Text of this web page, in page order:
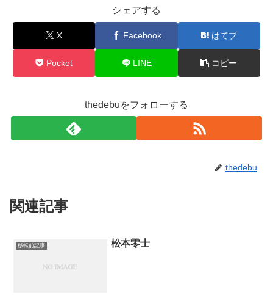
シェアする
X Facebook はてブ
Pocket LINE コピー
thedebuをフォローする
thedebu
関連記事
移転前記事 松本零士